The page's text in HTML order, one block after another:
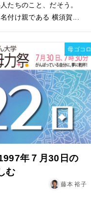
たちのこと、だそう。
付け親である 横須賀...
母ゴコロ
年７月30日の
む
藤本 裕子